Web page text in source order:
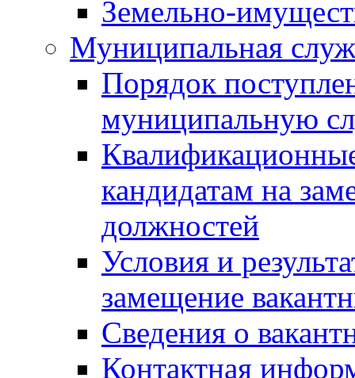
Земельно-
Муниципальная
Порядок
муниципальную
кандидатам на
должностей
Условия и
замещение
Сведения о
Контактная